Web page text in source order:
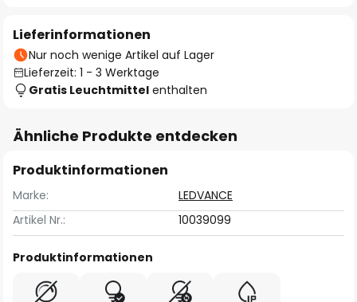
Lieferinformationen
Nur noch wenige Artikel auf Lager
Lieferzeit: 1 - 3 Werktage
Gratis Leuchtmittel enthalten
Ähnliche Produkte entdecken
Produktinformationen
Marke:
LEDVANCE
Artikel Nr.:
10039099
Produktinformationen